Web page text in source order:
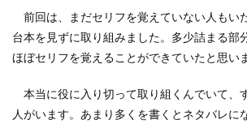
前回は、まだセリフを覚えていない人もい
台本を見ずに取り組みました。多少詰まる部
ほぼセリフを覚えることができていたと思い
本当に役に入り切って取り組くんでいて、
人がいます。あまり多くを書くとネタバレに